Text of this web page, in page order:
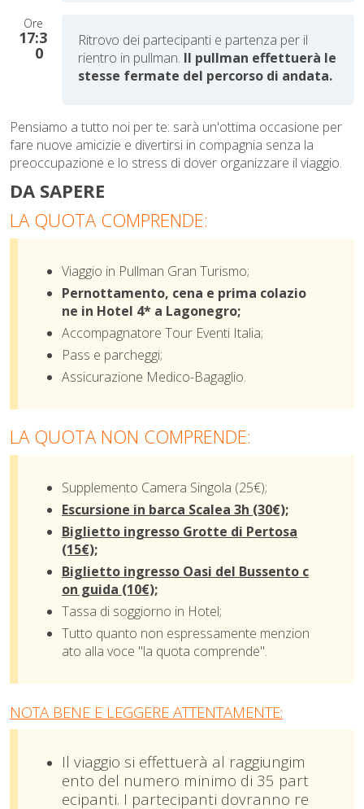
Ore
17:3
0
Ritrovo dei partecipanti e partenza per il
rientro in pullman. Il pullman effettuerà le
stesse fermate del percorso di andata.
Pensiamo a tutto noi per te: sarà un'ottima occasione per
fare nuove amicizie e divertirsi in compagnia senza la
preoccupazione e lo stress di dover organizzare il viaggio.
DA SAPERE
LA QUOTA COMPRENDE:
Viaggio in Pullman Gran Turismo;
Pernottamento, cena e prima colazio
ne in Hotel 4* a Lagonegro;
Accompagnatore Tour Eventi Italia;
Pass e parcheggi;
Assicurazione Medico-Bagaglio.
LA QUOTA NON COMPRENDE:
Supplemento Camera Singola (25€);
Escursione in barca Scalea 3h (30€);
Biglietto ingresso Grotte di Pertosa
(15€);
Biglietto ingresso Oasi del Bussento c
on guida (10€);
Tassa di soggiorno in Hotel;
Tutto quanto non espressamente menzion
ato alla voce "la quota comprende".
NOTA BENE E LEGGERE ATTENTAMENTE:
Il viaggio si effettuerà al raggiungim
ento del numero minimo di 35 part
ecipanti. I partecipanti dovranno re